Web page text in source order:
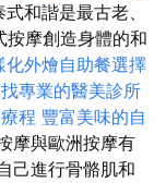
式和諧是最古老、
按摩創造身體的和
化外燴自助餐選擇
專業的醫美診所
程 豐富美味的自
摩與歐洲按摩有
己進行骨骼肌和